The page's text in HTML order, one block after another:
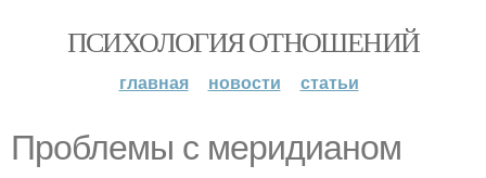
ПСИХОЛОГИЯ ОТНОШЕНИЙ
главная новости статьи
Проблемы с меридианом